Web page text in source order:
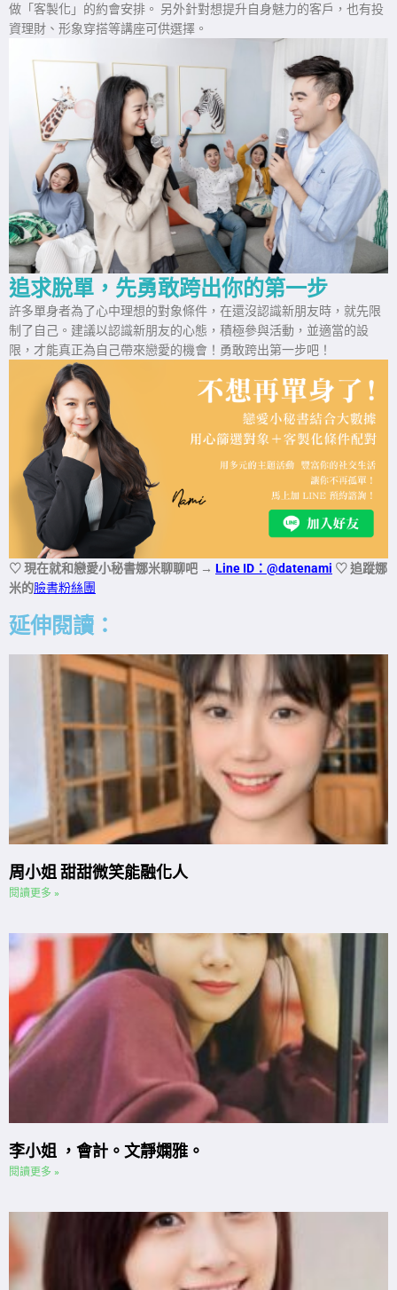
做「客製化」的約會安排。 另外針對想提升自身魅力的客戶，也有投
資理財、形象穿搭等講座可供選擇。
追求脫單，先勇敢跨出你的第一步
許多單身者為了心中理想的對象條件，在還沒認識新朋友時，就先限
制了自己。建議以認識新朋友的心態，積極參與活動，並適當的設
限，才能真正為自己帶來戀愛的機會！勇敢跨出第一步吧！
♡ 現在就和戀愛小秘書娜米聊聊吧 → Line ID：@datenami ♡ 追蹤娜
米的臉書粉絲團
延伸閱讀：
周小姐 甜甜微笑能融化人
閱讀更多 »
李小姐 ，會計。文靜嫻雅。
閱讀更多 »